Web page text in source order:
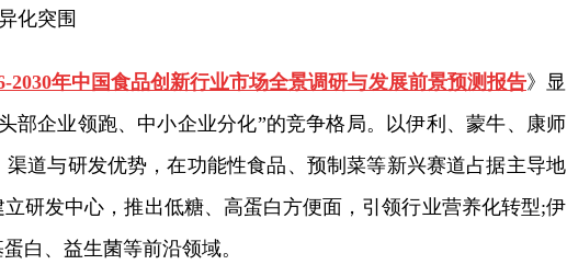
化突围
2030年中国食品创新行业市场全景调研与发展前景预测报告》显
部企业领跑、中小企业分化”的竞争格局。以伊利、蒙牛、康师
道与研发优势，在功能性食品、预制菜等新兴赛道占据主导地
研发中心，推出低糖、高蛋白方便面，引领行业营养化转型;伊
白、益生菌等前沿领域。